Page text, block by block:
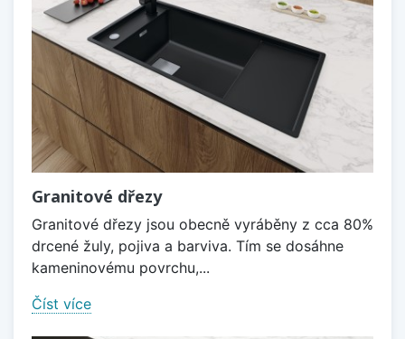
Granitové dřezy
Granitové dřezy jsou obecně vyráběny z cca 80%
drcené žuly, pojiva a barviva. Tím se dosáhne
kameninovému povrchu,...
Číst více